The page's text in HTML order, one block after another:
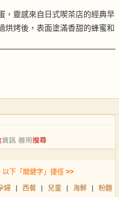
，靈感來自日式喫茶店的經典早
烘烤後，表面塗滿香甜的蜂蜜和
下「關鍵字」捷徑 >>
婦 | 西餐 | 兒童 | 海鮮 |
粉麵